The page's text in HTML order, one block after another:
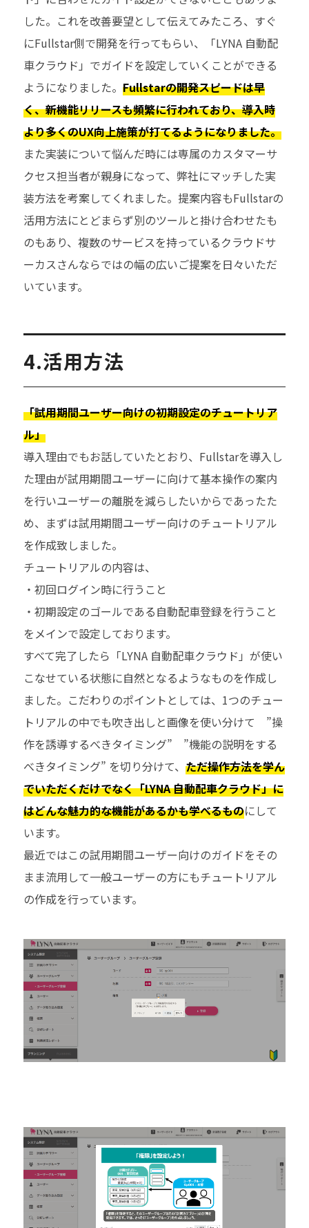
した。これを改善要望として伝えてみたころ、すぐ
にFullstar側で開発を行ってもらい、「LYNA 自動配
車クラウド」でガイドを設定していくことができる
ようになりました。 Fullstarの開発スピードは早
く、新機能リリースも頻繁に行われており、導入時
より多くのUX向上施策が打てるようになりました。
また実装について悩んだ時には専属のカスタマーサ
クセス担当者が親身になって、弊社にマッチした実
装方法を考案してくれました。提案内容もFullstarの
活用方法にとどまらず別のツールと掛け合わせたも
のもあり、複数のサービスを持っているクラウドサ
ーカスさんならではの幅の広いご提案を日々いただ
いています。
4.活用方法
「試用期間ユーザー向けの初期設定のチュートリア
ル」
導入理由でもお話していたとおり、Fullstarを導入し
た理由が試用期間ユーザーに向けて基本操作の案内
を行いユーザーの離脱を減らしたいからであったた
め、まずは試用期間ユーザー向けのチュートリアル
を作成致しました。
チュートリアルの内容は、
・初回ログイン時に行うこと
・初期設定のゴールである自動配車登録を行うこと
をメインで設定しております。
すべて完了したら「LYNA 自動配車クラウド」が使い
こなせている状態に自然となるようなものを作成し
ました。こだわりのポイントとしては、1つのチュー
トリアルの中でも吹き出しと画像を使い分けて ”操
作を誘導するべきタイミング” ”機能の説明をする
べきタイミング” を切り分けて、 ただ操作方法を学ん
でいただくだけでなく「LYNA 自動配車クラウド」に
はどんな魅力的な機能があるかも学べるものにして
います。
最近ではこの試用期間ユーザー向けのガイドをその
まま流用して一般ユーザーの方にもチュートリアル
の作成を行っています。